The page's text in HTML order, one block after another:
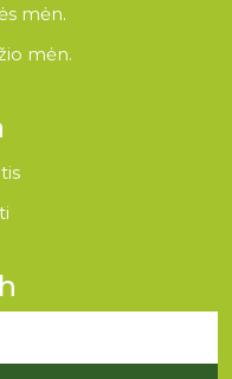
mėn.
mėn.